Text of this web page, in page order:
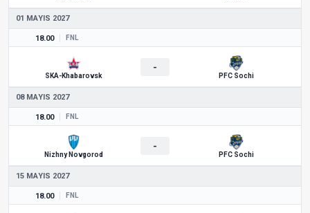
01 MAYIS 2027
18.00 FNL
SKA-Khabarovsk
-
PFC Sochi
08 MAYIS 2027
18.00 FNL
Nizhny Novgorod
-
PFC Sochi
15 MAYIS 2027
18.00 FNL